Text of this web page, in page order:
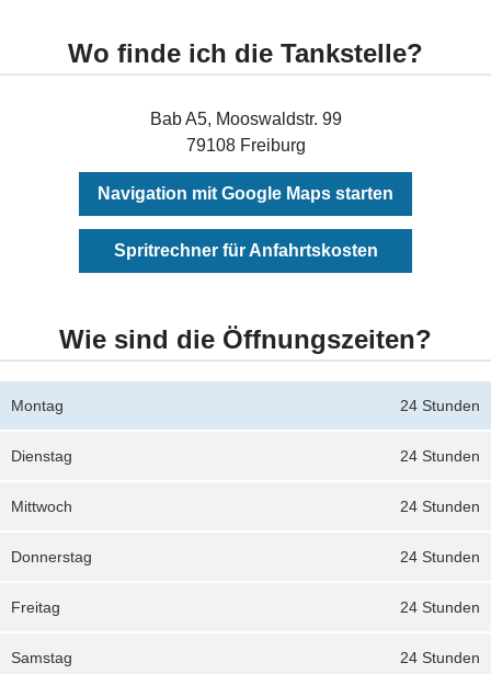
Wo finde ich die Tankstelle?
Bab A5, Mooswaldstr. 99
79108 Freiburg
Navigation mit Google Maps starten
Spritrechner für Anfahrtskosten
Wie sind die Öffnungszeiten?
24 Stunden
Montag
24 Stunden
Dienstag
24 Stunden
Mittwoch
24 Stunden
Donnerstag
24 Stunden
Freitag
24 Stunden
Samstag